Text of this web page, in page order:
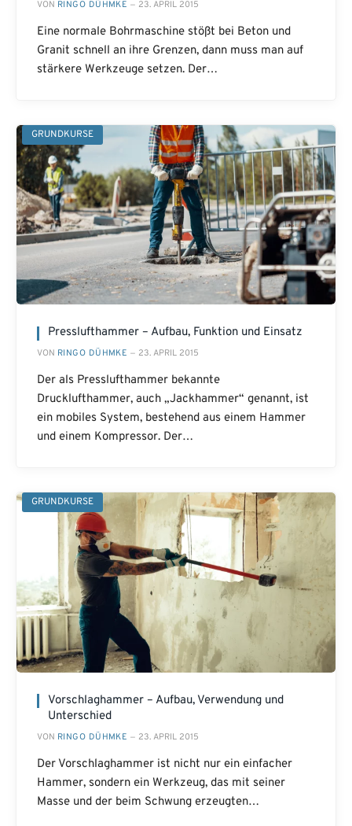
VON RINGO DÜHMKE 23. APRIL 2015
Eine normale Bohrmaschine stößt bei Beton und
Granit schnell an ihre Grenzen, dann muss man auf
stärkere Werkzeuge setzen. Der…
GRUNDKURSE
Presslufthammer – Aufbau, Funktion und Einsatz
VON RINGO DÜHMKE 23. APRIL 2015
Der als Presslufthammer bekannte
Drucklufthammer, auch „Jackhammer“ genannt, ist
ein mobiles System, bestehend aus einem Hammer
und einem Kompressor. Der…
GRUNDKURSE
Vorschlaghammer – Aufbau, Verwendung und
Unterschied
VON RINGO DÜHMKE 23. APRIL 2015
Der Vorschlaghammer ist nicht nur ein einfacher
Hammer, sondern ein Werkzeug, das mit seiner
Masse und der beim Schwung erzeugten…